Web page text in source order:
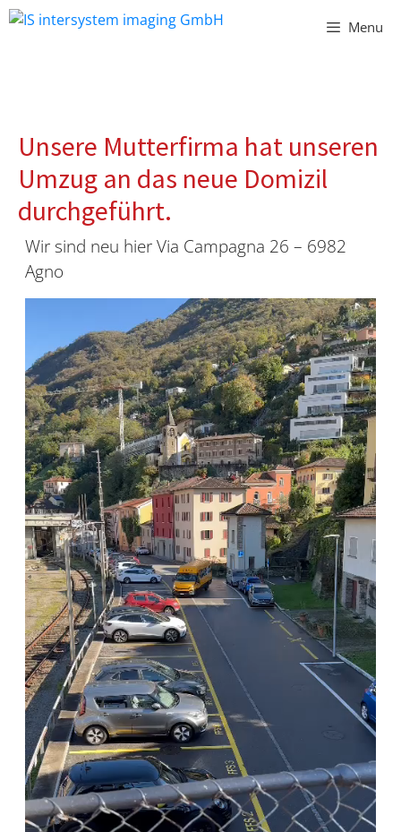
Vai
Menu
Unsere Mutterfirma hat unseren
Umzug an das neue Domizil
durchgeführt.
Wir sind neu hier Via Campagna 26 – 6982
Agno